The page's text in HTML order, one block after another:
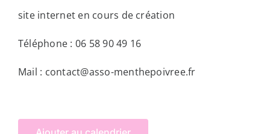
site internet en cours de création
Téléphone : 06 58 90 49 16
Mail : contact@asso-menthepoivree.fr